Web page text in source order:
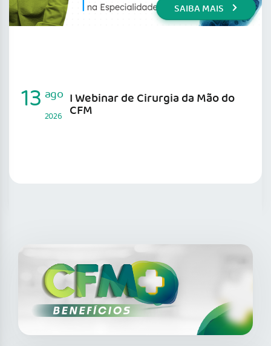
SAIBA MAIS
I Webinar de Cirurgia da Mão do
CFM
13 ago
2026
SAIBA MAIS